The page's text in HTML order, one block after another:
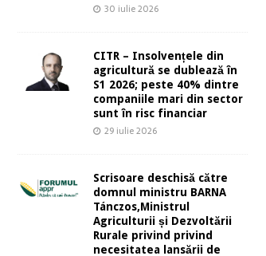
30 iulie 2026
CITR – Insolvențele din
agricultură se dublează în
S1 2026; peste 40% dintre
companiile mari din sector
sunt în risc financiar
29 iulie 2026
Scrisoare deschisă către
domnul ministru BARNA
Tánczos,Ministrul
Agriculturii și Dezvoltării
Rurale privind privind
necesitatea lansării de